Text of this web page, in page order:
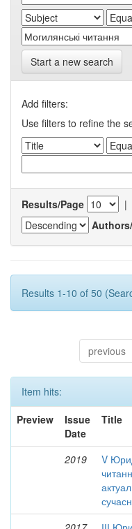
Start a new search
Add filters:
Use filters to refine the
Results/Page |
Results 1-10 of 50
previous
Item hits:
Preview
Issue
Date
Title
2019
V